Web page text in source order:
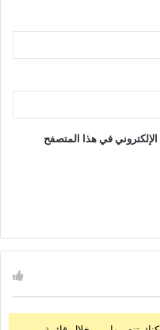
في هذا المتصفح